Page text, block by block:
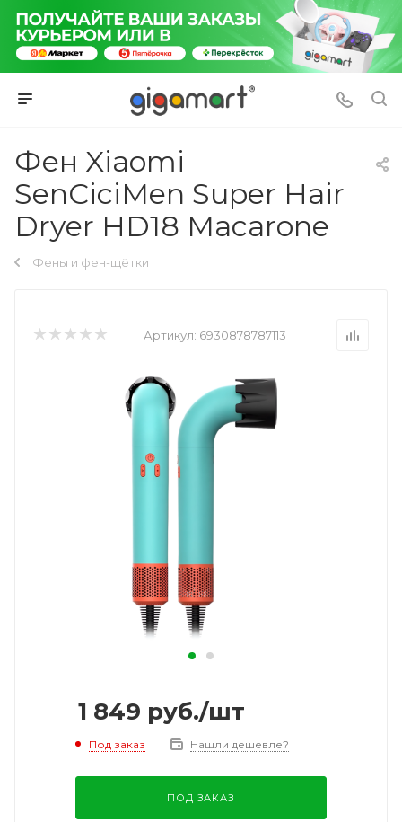
Фен Xiaomi
SenCiciMen Super Hair
Dryer HD18 Macarone
Фены и фен-щётки
Артикул: 6930878787113
1 849 руб./шт
Под заказ Нашли дешевле?
ПОД ЗАКАЗ